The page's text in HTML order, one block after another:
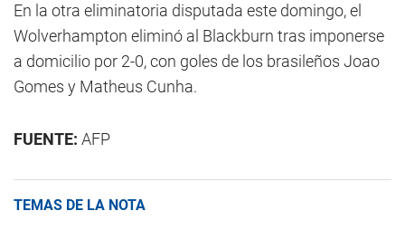
En la otra eliminatoria disputada este domingo, el
Wolverhampton eliminó al Blackburn tras imponerse
a domicilio por 2-0, con goles de los brasileños Joao
Gomes y Matheus Cunha.
FUENTE: AFP
TEMAS DE LA NOTA